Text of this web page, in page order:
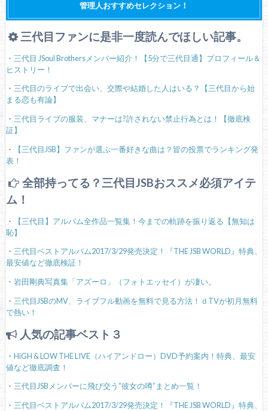
管理人おすすめセレクション！
三代目ファンに是非一度読んでほしい記事。
・ 三代目 JSoul Brothersメンバー紹介！【5分で三代目通】プロフィール＆
ヒストリー！
・ 三代目のライブで出会い、交際や結婚した人はいる？【三代目から始
まる恋も有論】
・ 三代目ライブの服装、マナーは?許されない禁止行為とは！【徹底検
証】
・
【三代目JSB】ファンが選ぶ一番好きな曲は？皆の投票でランキング発
表！
全部持ってる？三代目JSBおススメ必須アイテ
ム！
・
【三代目】アルバム全作品一覧集！今までの軌跡を振り返る【無知は
恥】
・ 三代目ベストアルバム2017/3/29発売決定！『THE JSB WORLD』特典、
最安値など徹底検証！
・ 岩田剛典写真集「アズーロ」（フォトエッセイ）が凄い。
・ 三代目JSBのMV、ライブフル動画を無料で見る方法！ｄTVが初月無料
で熱い！
人気の記事ベスト３
・ HiGH & LOW THE LIVE（ハイアンドロー）DVD予約案内！特典、最安
値など徹底調査！
・ 三代目JSBメンバーに飛び交う”彼女の噂”まとめ一覧！
・ 三代目ベストアルバム2017/3/29発売決定！『THE JSB WORLD』特典、